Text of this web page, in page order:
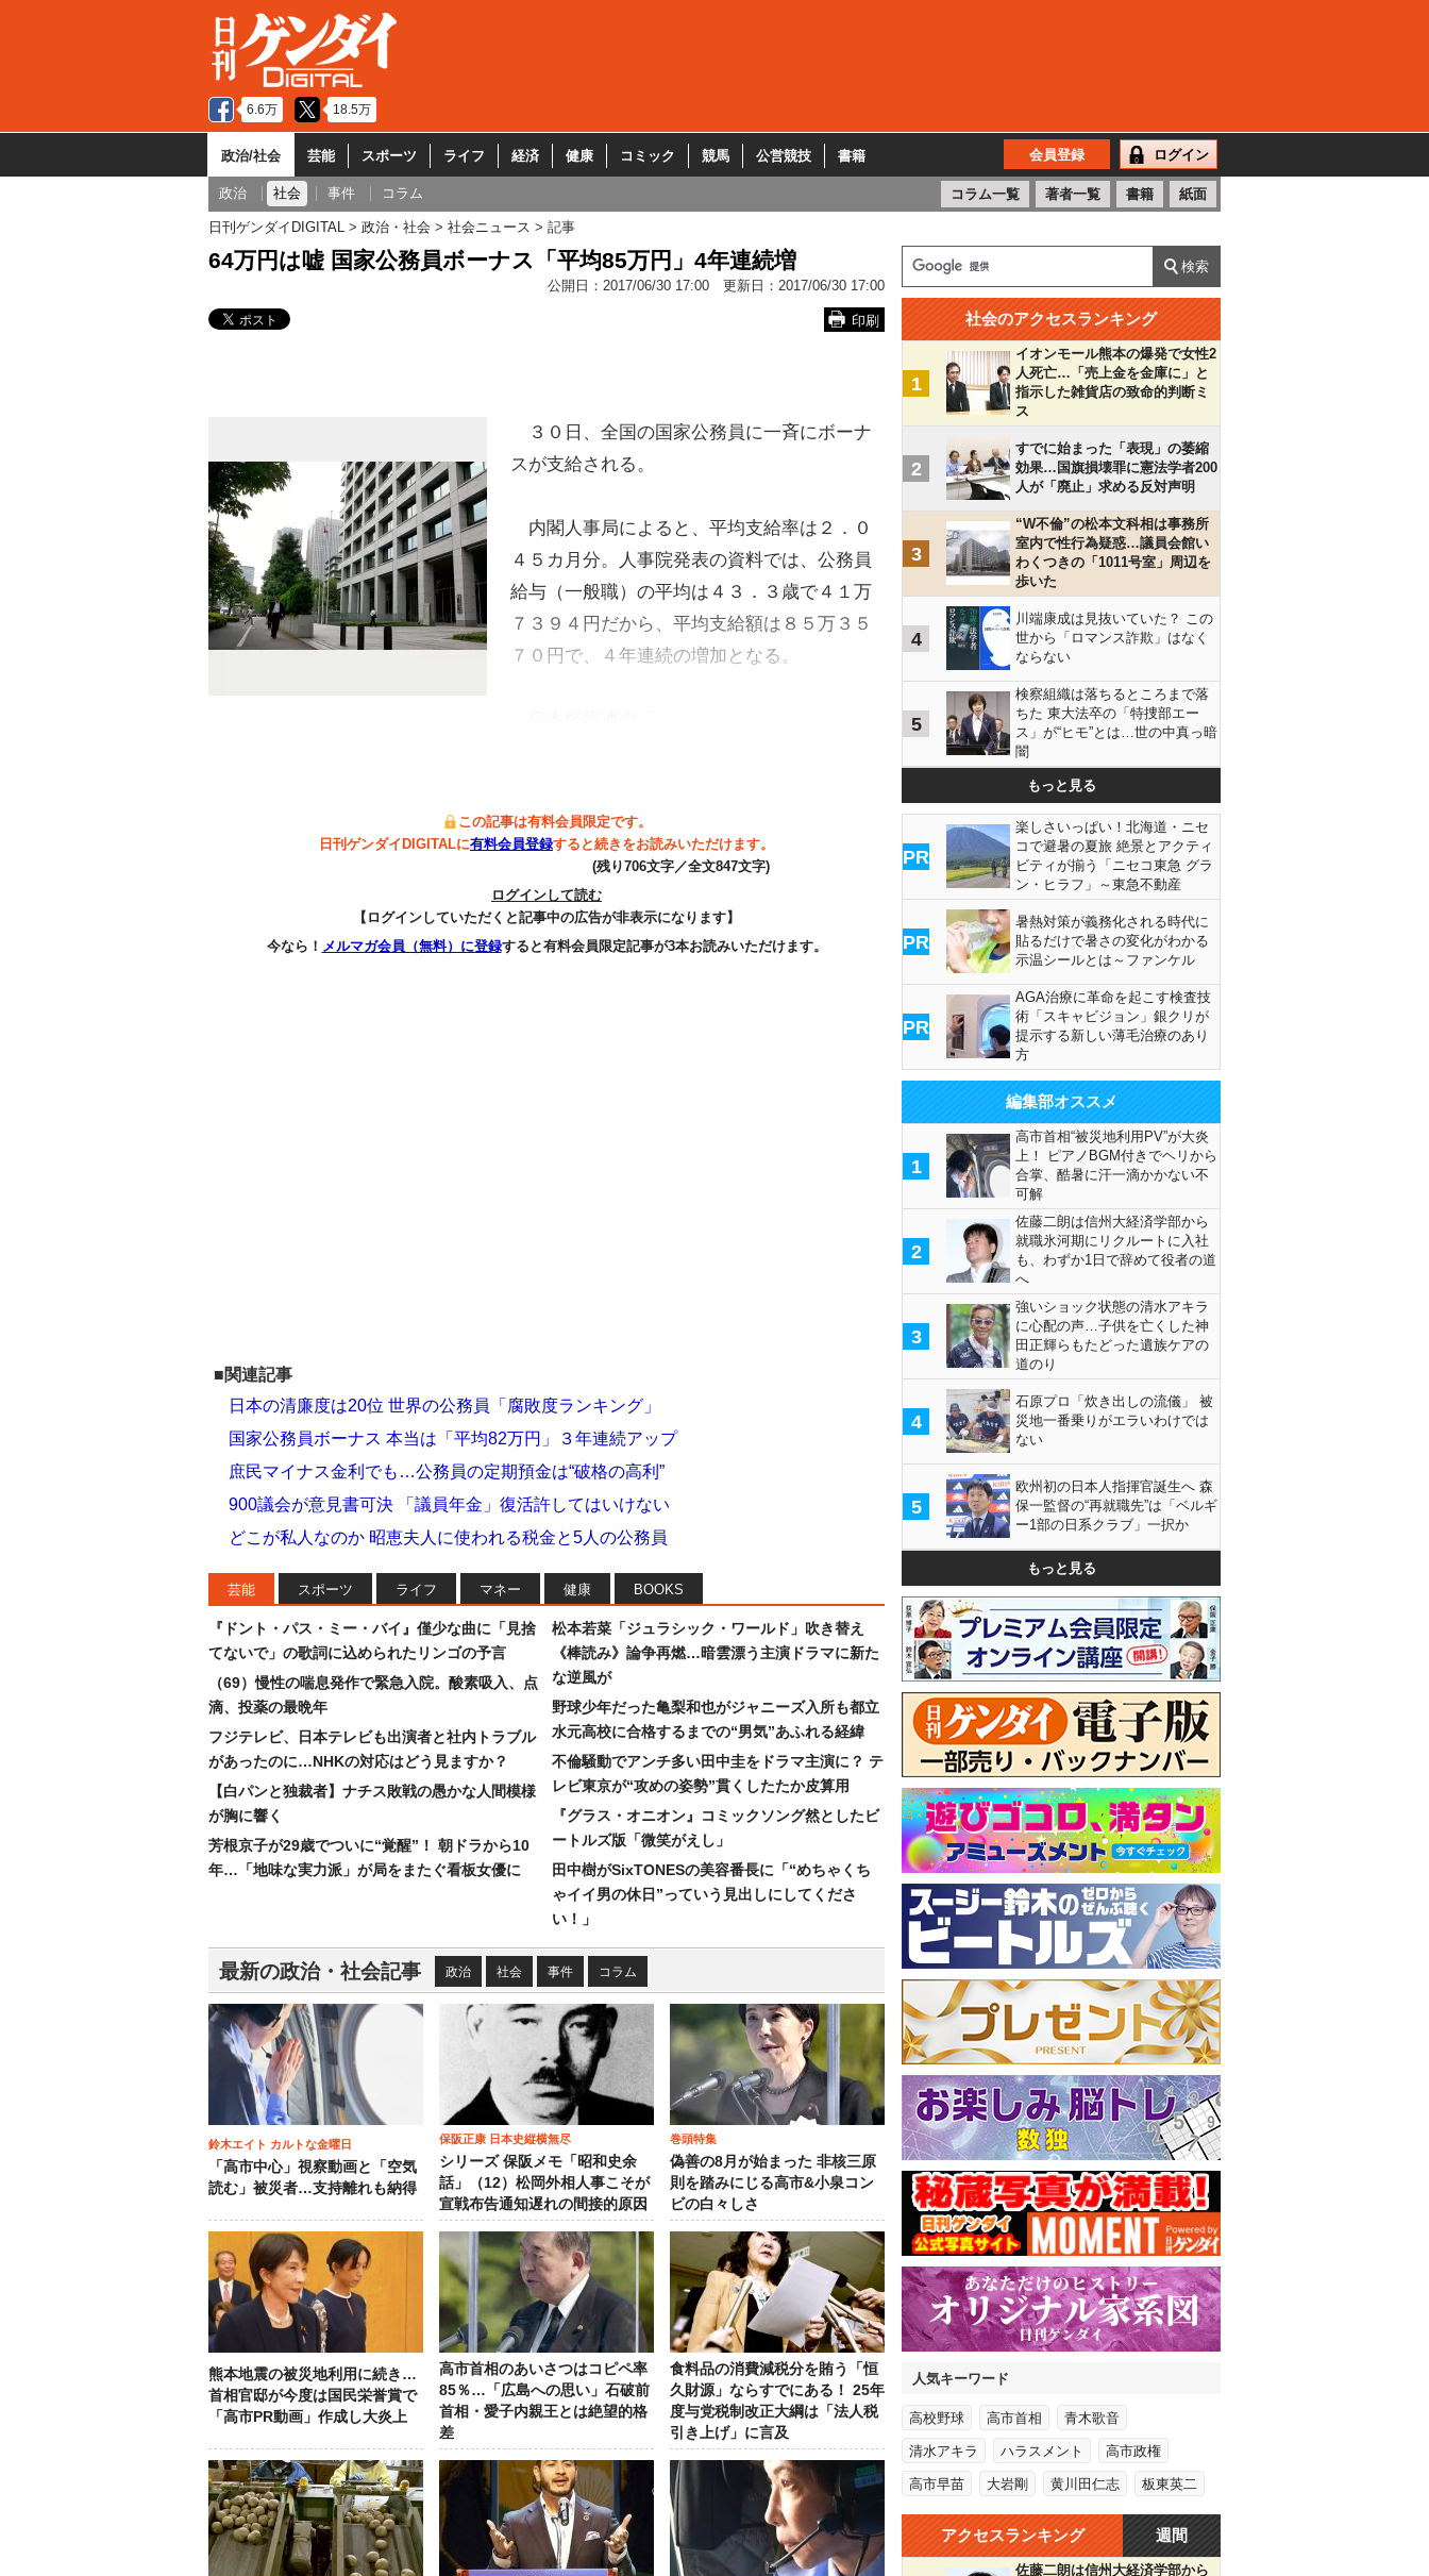
6.6万 18.5万
政治/社会 芸能 スポーツ ライフ 経済 健康 コミック 競馬 公営競技 書籍 会員登録 ログイン
政治 社会 事件 コラム コラム一覧 著者一覧 書籍 紙面
日刊ゲンダイDIGITAL 政治・社会 社会ニュース 記事
64万円は嘘 国家公務員ボーナス「平均85万円」4年連続増
公開日： 2017/06/30 17:00 更新日： 2017/06/30 17:00
印刷
３０日、全国の国家公務員に一斉にボーナ
スが支給される。
内閣人事局によると、平均支給率は２．０
４５カ月分。人事院発表の資料では、公務員
給与（一般職）の平均は４３．３歳で４１万
７３９４円だから、平均支給額は８５万３５
７０円で、４年連続の増加となる。
この記事は有料会員限定です。
日刊ゲンダイDIGITALに有料会員登録すると続きをお読みいただけます。
(残り706文字／全文847文字)
ログインして読む
【ログインしていただくと記事中の広告が非表示になります】
今なら！ メルマガ会員（無料）に登録すると有料会員限定記事が3本お読みいただけます。
■関連記事
日本の清廉度は20位 世界の公務員「腐敗度ランキング」
国家公務員ボーナス 本当は「平均82万円」３年連続アップ
庶民マイナス金利でも…公務員の定期預金は“破格の高利”
900議会が意見書可決 「議員年金」復活許してはいけない
どこが私人なのか 昭恵夫人に使われる税金と5人の公務員
芸能 スポーツ ライフ マネー 健康 BOOKS
『ドント・パス・ミー・バイ』僅少な曲に「見捨
てないで」の歌詞に込められたリンゴの予言
（69）慢性の喘息発作で緊急入院。酸素吸入、点
滴、投薬の最晩年
フジテレビ、日本テレビも出演者と社内トラブル
があったのに…NHKの対応はどう見ますか？
【白パンと独裁者】ナチス敗戦の愚かな人間模様
が胸に響く
芳根京子が29歳でついに“覚醒”！ 朝ドラから10
年…「地味な実力派」が局をまたぐ看板女優に
松本若菜「ジュラシック・ワールド」吹き替え
《棒読み》論争再燃…暗雲漂う主演ドラマに新た
な逆風が
野球少年だった亀梨和也がジャニーズ入所も都立
水元高校に合格するまでの“男気”あふれる経緯
不倫騒動でアンチ多い田中圭をドラマ主演に？ テ
レビ東京が“攻めの姿勢”貫くしたたか皮算用
『グラス・オニオン』コミックソング然としたビ
ートルズ版「微笑がえし」
田中樹がSixTONESの美容番長に「“めちゃくち
ゃイイ男の休日”っていう見出しにしてくださ
い！」
最新の政治・社会記事 政治 社会 事件 コラム
鈴木エイト カルトな金曜日
「高市中心」視察動画と「空気
読む」被災者…支持離れも納得
保阪正康 日本史縦横無尽
シリーズ 保阪メモ「昭和史余
話」（12）松岡外相人事こそが
宣戦布告通知遅れの間接的原因
巻頭特集
偽善の8月が始まった 非核三原
則を踏みにじる高市&小泉コン
ビの白々しさ
熊本地震の被災地利用に続き…
首相官邸が今度は国民栄誉賞で
「高市PR動画」作成し大炎上
高市首相のあいさつはコピペ率
85％…「広島への思い」石破前
首相・愛子内親王とは絶望的格
差
食料品の消費減税分を賄う「恒
久財源」ならすでにある！ 25年
度与党税制改正大綱は「法人税
引き上げ」に言及
社会のアクセスランキング
1
イオンモール熊本の爆発で女性2
人死亡…「売上金を金庫に」と
指示した雑貨店の致命的判断ミ
ス
2
すでに始まった「表現」の萎縮
効果…国旗損壊罪に憲法学者200
人が「廃止」求める反対声明
3
“W不倫”の松本文科相は事務所
室内で性行為疑惑…議員会館い
わくつきの「1011号室」周辺を
歩いた
4
川端康成は見抜いていた？ この
世から「ロマンス詐欺」はなく
ならない
5
検察組織は落ちるところまで落
ちた 東大法卒の「特捜部エー
ス」が“ヒモ”とは…世の中真っ暗
闇
もっと見る
PR
楽しさいっぱい！北海道・ニセ
コで避暑の夏旅 絶景とアクティ
ビティが揃う「ニセコ東急 グラ
ン・ヒラフ」～東急不動産
PR
暑熱対策が義務化される時代に
貼るだけで暑さの変化がわかる
示温シールとは～ファンケル
PR
AGA治療に革命を起こす検査技
術「スキャビジョン」銀クリが
提示する新しい薄毛治療のあり
方
編集部オススメ
1
高市首相“被災地利用PV”が大炎
上！ ピアノBGM付きでヘリから
合掌、酷暑に汗一滴かかない不
可解
2
佐藤二朗は信州大経済学部から
就職氷河期にリクルートに入社
も、わずか1日で辞めて役者の道
へ
3
強いショック状態の清水アキラ
に心配の声…子供を亡くした神
田正輝らもたどった遺族ケアの
道のり
4
石原プロ「炊き出しの流儀」 被
災地一番乗りがエラいわけでは
ない
5
欧州初の日本人指揮官誕生へ 森
保一監督の“再就職先”は「ベルギ
ー1部の日系クラブ」一択か
もっと見る
人気キーワード
高校野球 高市首相 青木歌音
清水アキラ ハラスメント 高市政権
高市早苗 大岩剛 黄川田仁志 板東英二
アクセスランキング 週間
佐藤二朗は信州大経済学部から